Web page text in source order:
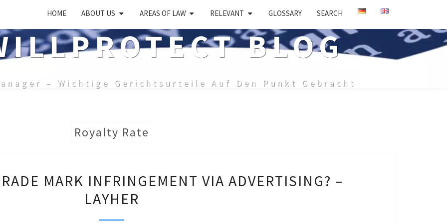
HOME ABOUT US AREAS OF LAW RELEVANT GLOSSARY SEARCH
BLOG
– Wichtige Gerichtsurteile Auf Den Punkt Gebracht
Royalty Rate
COST
OF
MARK INFRINGEMENT VIA ADVERTISING? –
LAYHER